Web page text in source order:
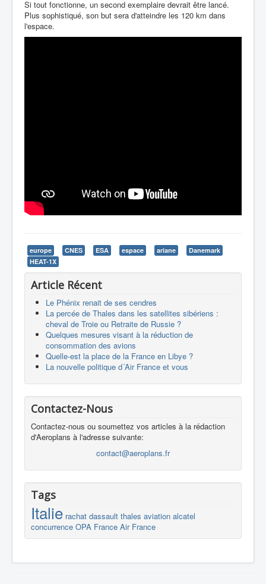
Si tout fonctionne, un second exemplaire devrait être lancé.
Plus sophistiqué, son but sera d'atteindre les 120 km dans
l'espace.
europe CNES ESA espace ariane
Danemark
HEAT-1X
Article Récent
Le Phénix renait de ses cendres
La percée de Thales dans les satellites sibériens :
cheval de Troie ou Retraite de Russie ?
Quelques mesures visant à la réduction de
consommation des avions
Quelle-est la place de la France en Libye ?
La nouvelle politique d´Air France et vous
Contactez-Nous
Contactez-nous ou soumettez vos articles à la rédaction
d'Aeroplans à l'adresse suivante:
contact@aeroplans.fr
Tags
Italie rachat dassault thales aviation alcatel
concurrence OPA France Air France